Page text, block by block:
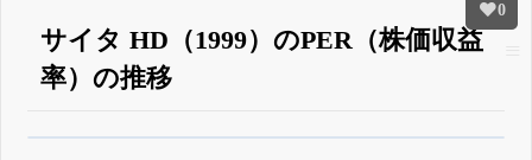
0
サイタ HD（1999）のPER（株価収益
率）の推移